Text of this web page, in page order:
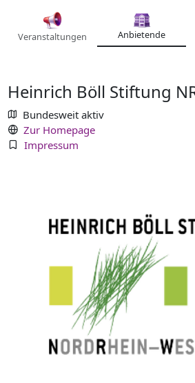
Veranstaltungen Anbietende
Heinrich Böll Stiftung
Bundesweit aktiv
Zur Homepage
Impressum